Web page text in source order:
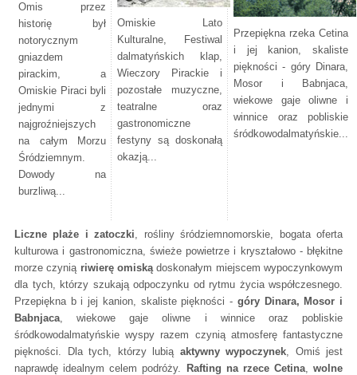
Omis przez
historię był
notorycznym
gniazdem
pirackim, a
Omiskie Piraci byli
jednymi z
najgroźniejszych
na całym Morzu
Śródziemnym.
Dowody na
burzliwą...
Omiskie Lato
Kulturalne, Festiwal
dalmatyńskich klap,
Wieczory Pirackie i
pozostałe muzyczne,
teatralne oraz
gastronomiczne
festyny są doskonałą
okazją...
Przepiękna rzeka Cetina
i jej kanion, skaliste
piękności - góry Dinara,
Mosor i Babnjaca,
wiekowe gaje oliwne i
winnice oraz pobliskie
śródkowodalmatyńskie...
Liczne plaże i zatoczki , rośliny śródziemnomorskie, bogata oferta
kulturowa i gastronomiczna, świeże powietrze i kryształowo - błękitne
morze czynią riwierę omiską doskonałym miejscem wypoczynkowym
dla tych, którzy szukają odpoczynku od rytmu życia współczesnego.
Przepiękna b i jej kanion, skaliste piękności - góry Dinara, Mosor i
Babnjaca , wiekowe gaje oliwne i winnice oraz pobliskie
śródkowodalmatyńskie wyspy razem czynią atmosferę fantastyczne
piękności. Dla tych, którzy lubią aktywny wypoczynek , Omiś jest
naprawdę idealnym celem podróży.
Rafting na rzece Cetina, wolne